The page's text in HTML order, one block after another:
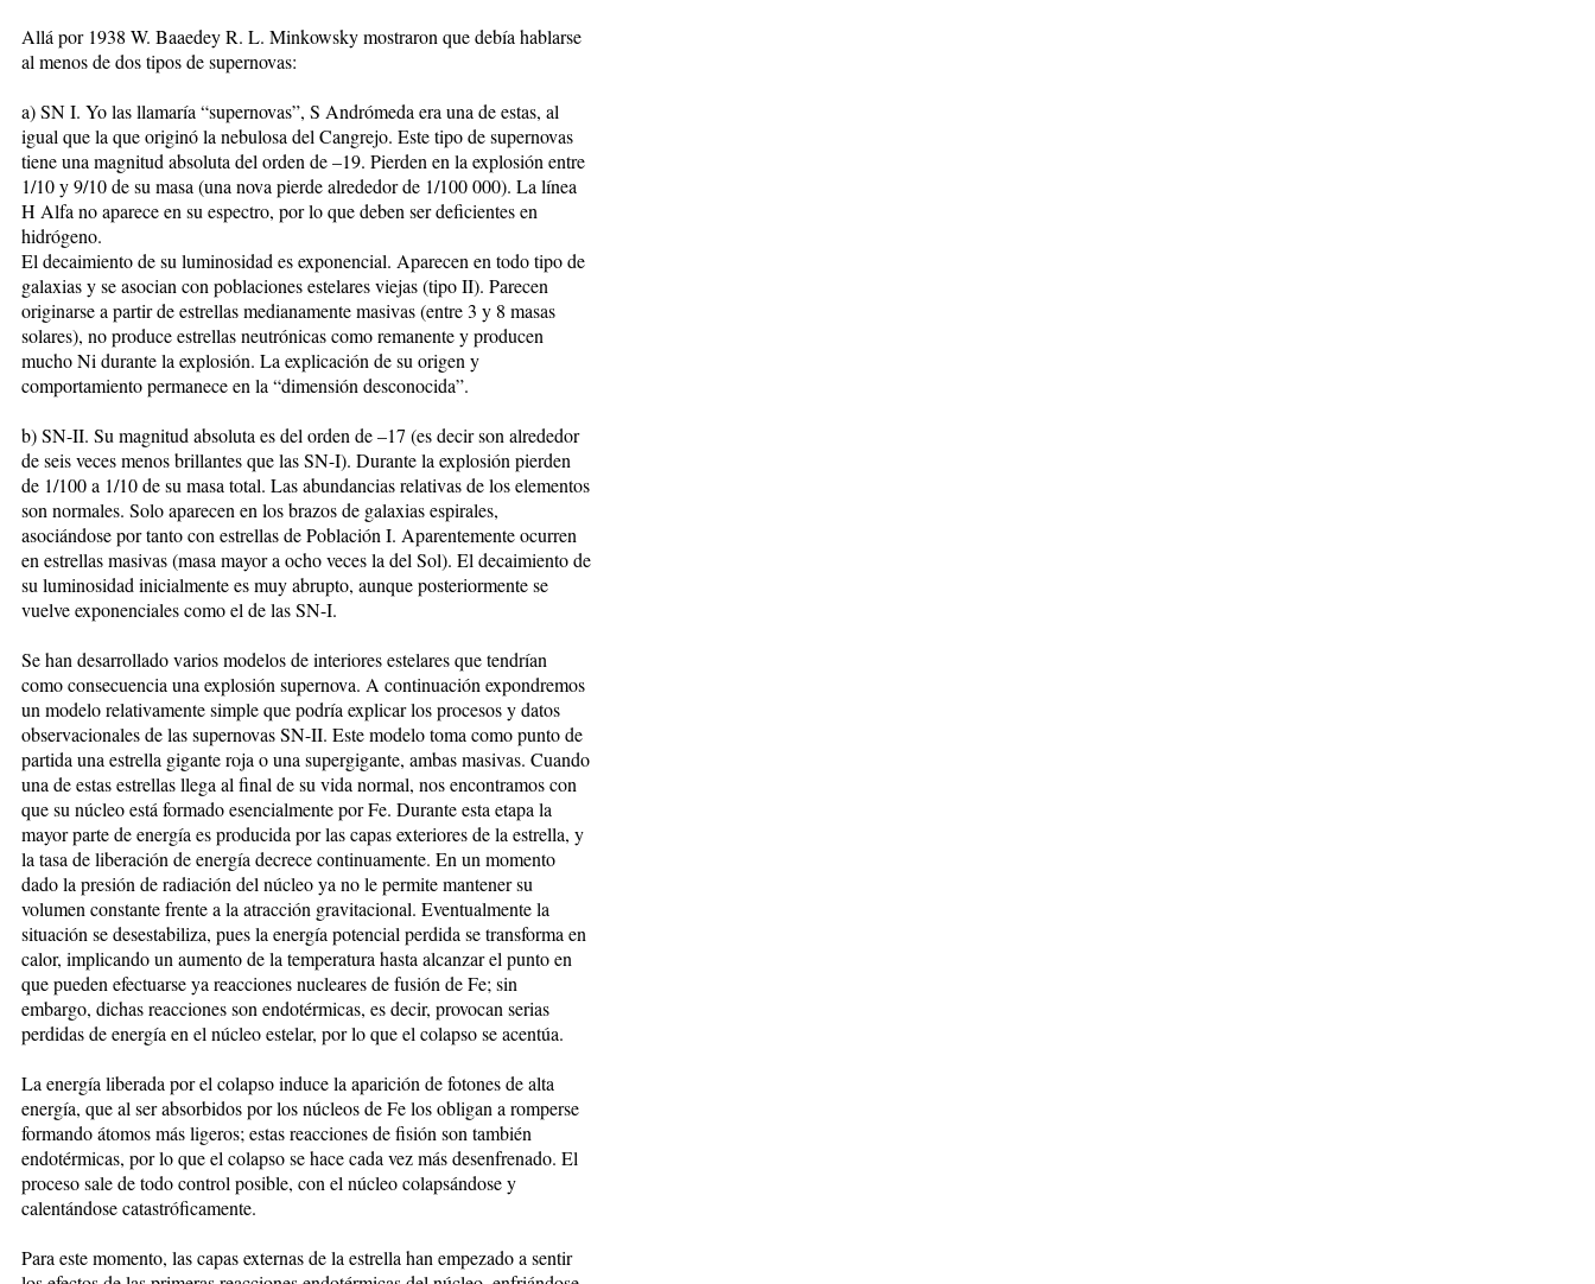
Allá por 1938 W. Baaedey R. L. Minkowsky mostraron que debía hablarse
al menos de dos tipos de supernovas:
a) SN I. Yo las llamaría “supernovas”, S Andrómeda era una de estas, al
igual que la que originó la nebulosa del Cangrejo. Este tipo de supernovas
tiene una magnitud absoluta del orden de –19. Pierden en la explosión entre
1/10 y 9/10 de su masa (una nova pierde alrededor de 1/100 000). La línea
H Alfa no aparece en su espectro, por lo que deben ser deficientes en
hidrógeno.
El decaimiento de su luminosidad es exponencial. Aparecen en todo tipo de
galaxias y se asocian con poblaciones estelares viejas (tipo II). Parecen
originarse a partir de estrellas medianamente masivas (entre 3 y 8 masas
solares), no produce estrellas neutrónicas como remanente y producen
mucho Ni durante la explosión. La explicación de su origen y
comportamiento permanece en la “dimensión desconocida”.
b) SN-II. Su magnitud absoluta es del orden de –17 (es decir son alrededor
de seis veces menos brillantes que las SN-I). Durante la explosión pierden
de 1/100 a 1/10 de su masa total. Las abundancias relativas de los elementos
son normales. Solo aparecen en los brazos de galaxias espirales,
asociándose por tanto con estrellas de Población I. Aparentemente ocurren
en estrellas masivas (masa mayor a ocho veces la del Sol). El decaimiento de
su luminosidad inicialmente es muy abrupto, aunque posteriormente se
vuelve exponenciales como el de las SN-I.
Se han desarrollado varios modelos de interiores estelares que tendrían
como consecuencia una explosión supernova. A continuación expondremos
un modelo relativamente simple que podría explicar los procesos y datos
observacionales de las supernovas SN-II. Este modelo toma como punto de
partida una estrella gigante roja o una supergigante, ambas masivas. Cuando
una de estas estrellas llega al final de su vida normal, nos encontramos con
que su núcleo está formado esencialmente por Fe. Durante esta etapa la
mayor parte de energía es producida por las capas exteriores de la estrella, y
la tasa de liberación de energía decrece continuamente. En un momento
dado la presión de radiación del núcleo ya no le permite mantener su
volumen constante frente a la atracción gravitacional. Eventualmente la
situación se desestabiliza, pues la energía potencial perdida se transforma en
calor, implicando un aumento de la temperatura hasta alcanzar el punto en
que pueden efectuarse ya reacciones nucleares de fusión de Fe; sin
embargo, dichas reacciones son endotérmicas, es decir, provocan serias
perdidas de energía en el núcleo estelar, por lo que el colapso se acentúa.
La energía liberada por el colapso induce la aparición de fotones de alta
energía, que al ser absorbidos por los núcleos de Fe los obligan a romperse
formando átomos más ligeros; estas reacciones de fisión son también
endotérmicas, por lo que el colapso se hace cada vez más desenfrenado. El
proceso sale de todo control posible, con el núcleo colapsándose y
calentándose catastróficamente.
Para este momento, las capas externas de la estrella han empezado a sentir